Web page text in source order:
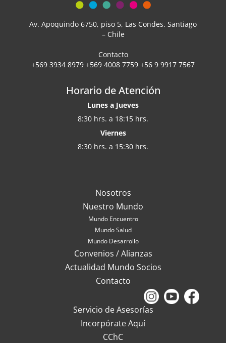
Av. Apoquindo 6750, piso 5, Las Condes. Santiago
– Chile
Contacto
+569 3934 8979 +569 4008 7759 +56 9 9917 7567
Horario de Atención
Lunes a Jueves
8:30 hrs. a 18:15 hrs.
Viernes
8:30 hrs. a 15:30 hrs.
Nosotros
Nuestro Mundo
Mundo Encuentro
Mundo Salud
Mundo Desarrollo
Convenios / Alianzas
Actualidad Mundo Socios
Contacto
Servicio de Asesorías
Incorpórate Aquí
CChC